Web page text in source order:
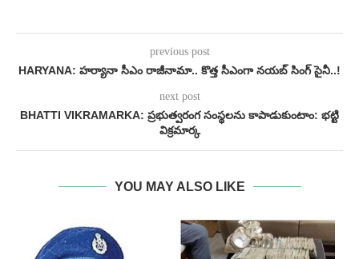
previous post
HARYANA: హర్యానా సీఎం రాజీనామా.. కొత్త సీఎంగా నయబ్ సింగ్ సైనీ..!
next post
BHATTI VIKRAMARKA: ప్రభుత్వరంగ సంస్థలను కాపాడుకుంటాం: భట్టి
విక్రమార్క
YOU MAY ALSO LIKE